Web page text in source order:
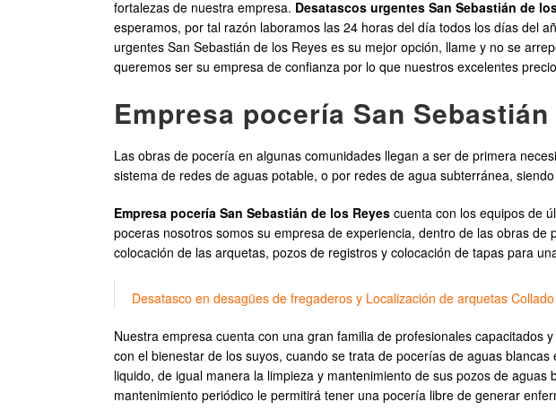
fortalezas de nuestra empresa. Desatascos urgentes San Sebastián de
esperamos, por tal razón laboramos las 24 horas del día todos los días del
urgentes San Sebastián de los Reyes es su mejor opción, llame y no se
queremos ser su empresa de confianza por lo que nuestros excelentes
Empresa pocería San
Las obras de pocería en algunas comunidades llegan a ser de primera
sistema de redes de aguas potable, o por redes de agua subterránea,
Empresa pocería San Sebastián de los Reyes cuenta con los equipos de
poceras nosotros somos su empresa de experiencia, dentro de las obras
colocación de las arquetas, pozos de registros y colocación de tapas para
Desatasco en desagües de fregaderos y Localización de arquetas
Nuestra empresa cuenta con una gran familia de profesionales
con el bienestar de los suyos, cuando se trata de pocerías de aguas
liquido, de igual manera la limpieza y mantenimiento de sus pozos de
mantenimiento periódico le permitirá tener una pocería libre de generar